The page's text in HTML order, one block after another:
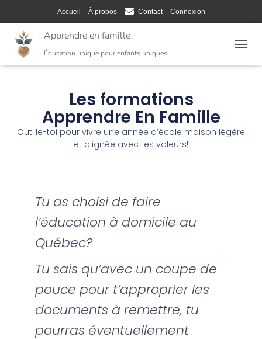
Accueil À propos Contact Connexion
Apprendre en famille
Éducation unique pour enfants uniques
O
A
Les formations
Apprendre En Famille
Outille-toi pour vivre une année d’école maison légère
et alignée avec tes valeurs!
Tu as choisi de faire
l’éducation à domicile au
Québec?
Tu sais qu’avec un coupe de
pouce pour t’approprier les
documents à remettre, tu
pourras éventuellement